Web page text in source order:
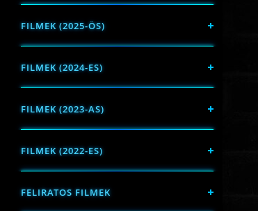
FILMEK (2025-ÖS)
FILMEK (2024-ES)
FILMEK (2023-AS)
FILMEK (2022-ES)
FELIRATOS FILMEK